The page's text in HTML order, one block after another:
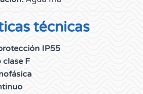
técnicas
IP55
F